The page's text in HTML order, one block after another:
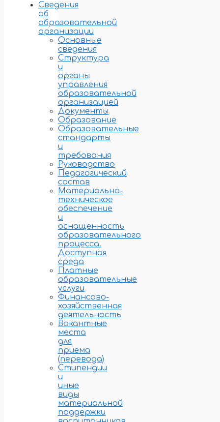
Сведения
об
образовательной
организации
Основные
сведения
Структура
и
органы
управления
образовательной
организацией
Документы
Образование
Образовательные
стандарты
и
требования
Руководство
Педагогический
состав
Материально-
техническое
обеспечение
и
оснащенность
образовательного
процесса.
Доступная
среда
Платные
образовательные
услуги
Финансово-
хозяйственная
деятельность
Вакантные
места
для
приема
(перевода)
Стипендии
и
иные
виды
материальной
поддержки